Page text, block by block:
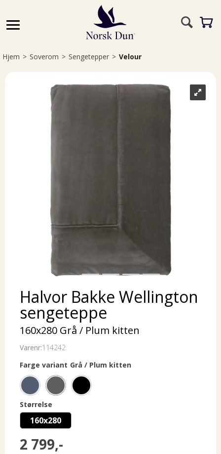
Hjem>Soverom>Sengetepper>Velour
Halvor Bakke Wellington
sengeteppe
160x280 Grå / Plum kitten
Varenr:114242
Farge variant Grå / Plum kitten
Størrelse
160x280
2 799,-